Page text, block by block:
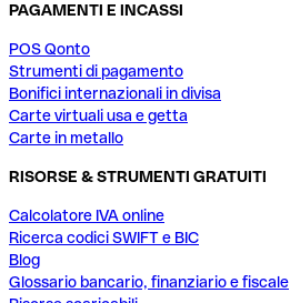
PAGAMENTI E INCASSI
POS Qonto
Strumenti di pagamento
Bonifici internazionali in divisa
Carte virtuali usa e getta
Carte in metallo
RISORSE & STRUMENTI GRATUITI
Calcolatore IVA online
Ricerca codici SWIFT e BIC
Blog
Glossario bancario, finanziario e fiscale